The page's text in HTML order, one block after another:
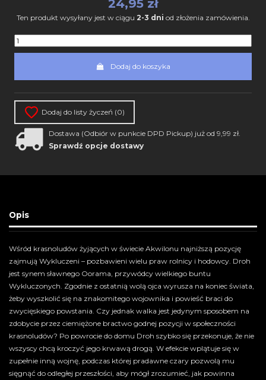
24,95 zł
Ten produkt wysyłany jest w ciągu 2-3 dni od złożenia zamówienia.
Dodaj do koszyka
Dodaj do listy życzeń (0)
Dostawa (Odbiór w punkcie DPD Pickup) już od 9,99 zł.
Sprawdź opcje dostawy
Opis
Wśród krasnoludów żyjących w świecie Akwilonu najniższą pozycję
zajmują Wykluczeni – pozbawieni wielu praw rolnicy i hodowcy. Droh
jest synem sławnego Oorama, przywódcy wielkiego buntu
Wykluczonych. Zgodnie z ostatnią wolą ojca wyrusza na koniec świata,
żeby wyszkolić się na znakomitego wojownika i powieść braci do
zwycięskiego powstania. Czy jednak walka jest jedynym sposobem na
zdobycie przez ciemiężone bractwo godnej pozycji w społeczności
krasnoludów? Po powrocie do domu Droh szybko się przekonuje, że nie
wszyscy chcą kroczyć jego krwawą drogą. W efekcie wplątuje się w
zupełnie inną wojnę, podczas której pradawne czary pozwolą mu
sięgnąć do odległej przeszłości, aby mógł zrozumieć, jak powinna